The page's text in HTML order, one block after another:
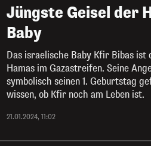
Jüngste Geisel der
Baby
Das israelische Baby Kfir Bibas ist
Hamas im Gazastreifen. Seine
symbolisch seinen 1. Geburtstag
wissen, ob Kfir noch am Leben ist.
21.01.2024, 11:02